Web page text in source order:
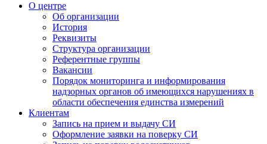
О центре
Об организации
История
Реквизиты
Структура организации
Референтные группы
Вакансии
Порядок мониторинга и информирования
надзорных органов об имеющихся нарушениях в
области обеспечения единства измерений
Клиентам
Запись на прием и выдачу СИ
Оформление заявки на поверку СИ